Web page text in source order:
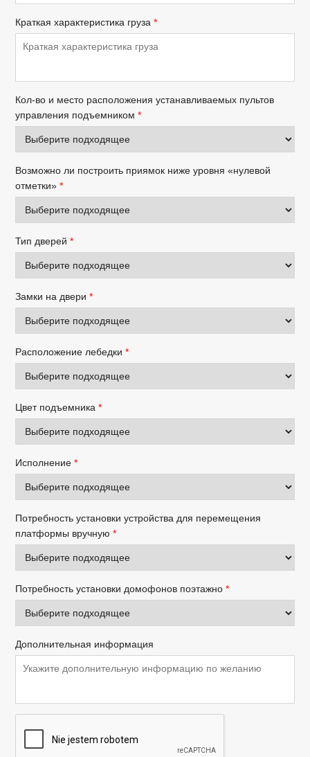
Краткая характеристика груза*
Кол-во и место расположения устанавливаемых пультов
управления подъемником*
Возможно ли построить приямок ниже уровня «нулевой
отметки»*
Тип дверей*
Замки на двери*
Расположение лебедки*
Цвет подъемника*
Исполнение*
Потребность установки устройства для перемещения
платформы вручную*
Потребность установки домофонов поэтажно*
Дополнительная информация